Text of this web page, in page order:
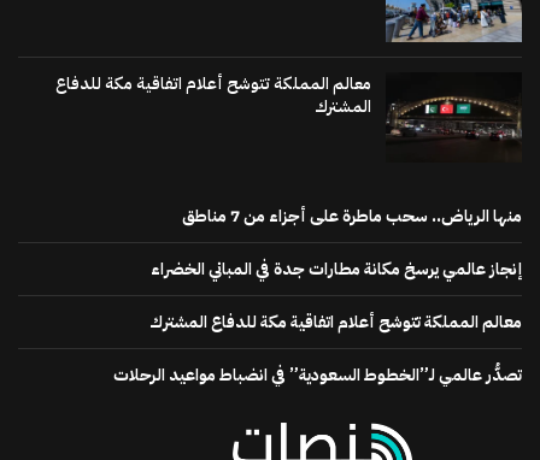
معالم المملكة تتوشح أعلام اتفاقية مكة للدفاع
المشترك
منها الرياض.. سحب ماطرة على أجزاء من 7 مناطق
إنجاز عالمي يرسخ مكانة مطارات جدة في المباني الخضراء
معالم المملكة تتوشح أعلام اتفاقية مكة للدفاع المشترك
تصدُّر عالمي لـ”الخطوط السعودية” في انضباط مواعيد الرحلات